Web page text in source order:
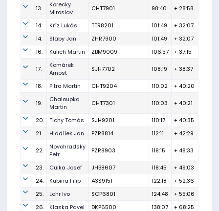
13.
Korecky
Miroslav
CHT7901 98:40 + 28:58
14. Kríz Lukás TTR8201 101:49
+ 32:07
14.
Slaby Jan ZHR7900 101:49
+ 32:07
16.
Kulich Martin ZBM9009 106:57 + 37:15
17.
Komárek
Arnost
SJH7702 108:19 + 38:37
18. Pitra Martin CHT9204 110:02 + 40:20
19.
Chaloupka
Martin
CHT7301 110:03 + 40:21
20. Tichy Tomás SJH9201 110:17
+ 40:35
21.
Hladílek Jan PZR8814 112:11 + 42:29
22.
Novohradsky
Petr
PZR8903 118:15 + 48:33
23. Culka Josef JHB8607 118:45
+ 49:03
24.
Kubina Filip 43S9151 122:18
+ 52:36
25.
Lohr Ivo SCP6801 124:48
+ 55:06
26.
Klaska Pavel DKP6500 138:07 + 68:25